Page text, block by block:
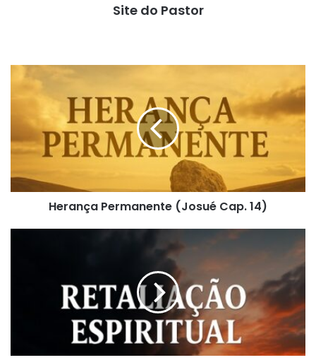
Site do Pastor
(Josué
Herança Permanente (Josué Cap. 14)